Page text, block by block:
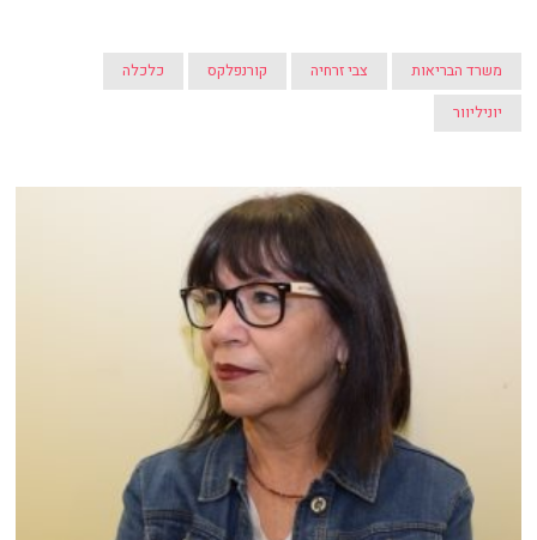
משרד הבריאות צבי זרחיה קורנפלקס
כלכלה
יוניליוור